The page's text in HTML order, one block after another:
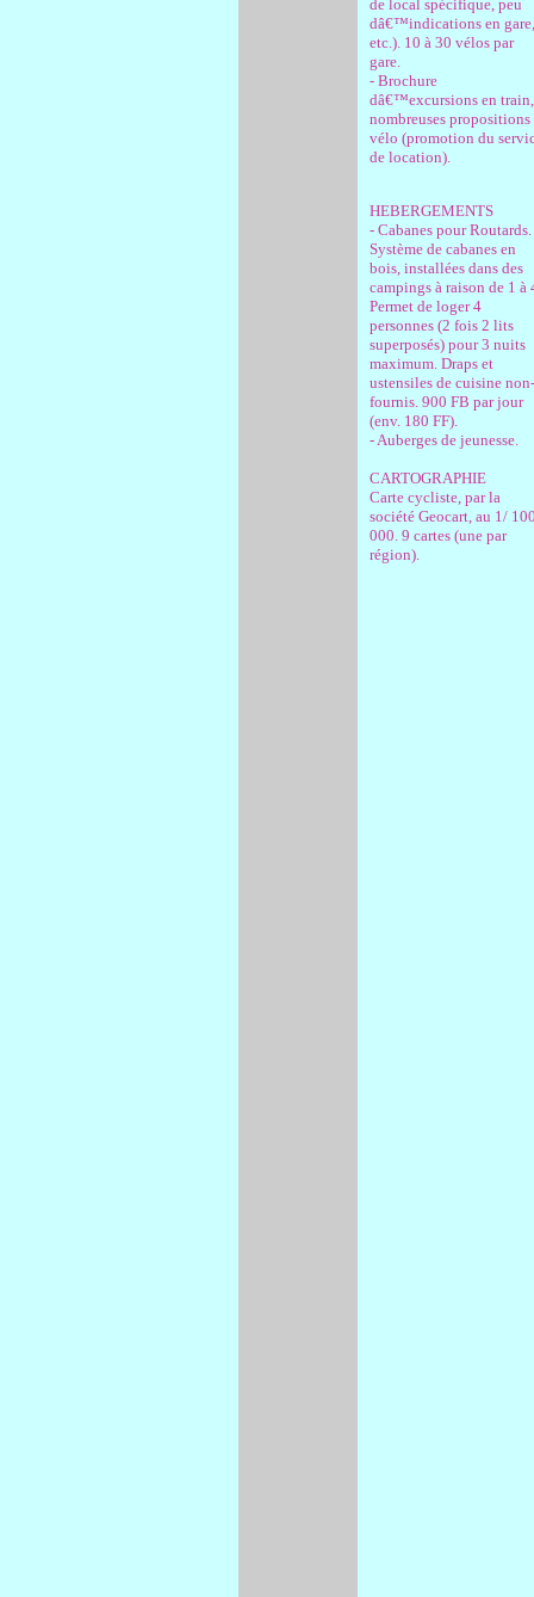
de local spécifique, peu
dâ€™indications en gare,
etc.). 10 à 30 vélos par
gare.
- Brochure
dâ€™excursions en train,
nombreuses propositions
vélo (promotion du
de location).
HEBERGEMENTS
- Cabanes pour Routards.
Système de cabanes en
bois, installées dans des
campings à raison de 1 à
Permet de loger 4
personnes (2 fois 2 lits
superposés) pour 3 nuits
maximum. Draps et
ustensiles de cuisine non-
fournis. 900 FB par jour
(env. 180 FF).
- Auberges de jeunesse.
CARTOGRAPHIE
Carte cycliste, par la
société Geocart, au 1/
000. 9 cartes (une par
région).